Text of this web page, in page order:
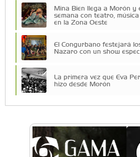
Mina Bien llega a Morón y
semana con teatro,
en la Zona Oeste
El Congurbano festejará
Nazaro con un show
La primera vez que Eva
hizo desde Morón
Mariana Croce: "Hoy las
un asesoramiento integral
seguridad"